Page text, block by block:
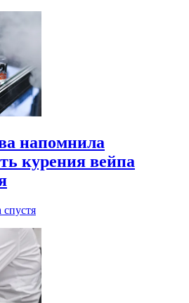
напомнила
курения вейпа
спустя